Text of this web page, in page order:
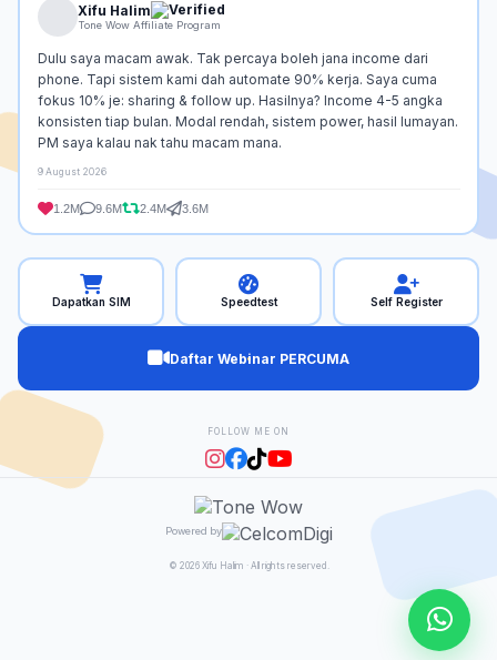
Xifu Halim
Tone Wow Affiliate Program
Dulu saya macam awak. Tak percaya boleh jana income dari
phone. Tapi sistem kami dah automate 90% kerja. Saya cuma
fokus 10% je: sharing & follow up. Hasilnya? Income 4-5 angka
konsisten tiap bulan. Modal rendah, sistem power, hasil lumayan.
PM saya kalau nak tahu macam mana.
9 August 2026
1.2M 9.6M 2.4M 3.6M
Dapatkan SIM Speedtest Self Register
Daftar Webinar PERCUMA
FOLLOW ME ON
Powered by
© 2026 Xifu Halim · All rights reserved.